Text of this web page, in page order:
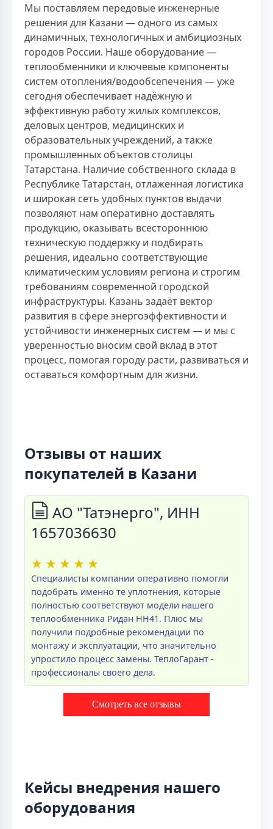
Мы поставляем передовые инженерные
решения для Казани — одного из самых
динамичных, технологичных и амбициозных
городов России. Наше оборудование —
теплообменники и ключевые компоненты
систем отопления/водообсепечения — уже
сегодня обеспечивает надёжную и
эффективную работу жилых комплексов,
деловых центров, медицинских и
образовательных учреждений, а также
промышленных объектов столицы
Татарстана. Наличие собственного склада в
Республике Татарстан, отлаженная логистика
и широкая сеть удобных пунктов выдачи
позволяют нам оперативно доставлять
продукцию, оказывать всестороннюю
техническую поддержку и подбирать
решения, идеально соответствующие
климатическим условиям региона и строгим
требованиям современной городской
инфраструктуры. Казань задаёт вектор
развития в сфере энергоэффективности и
устойчивости инженерных систем — и мы с
уверенностью вносим свой вклад в этот
процесс, помогая городу расти, развиваться и
оставаться комфортным для жизни.
Отзывы от наших
покупателей в Казани
АО "Татэнерго", ИНН
1657036630
★ ★ ★ ★ ★
Специалисты компании оперативно помогли
подобрать именно те уплотнения, которые
полностью соответствуют модели нашего
теплообменника Ридан НН41. Плюс мы
получили подробные рекомендации по
монтажу и эксплуатации, что значительно
упростило процесс замены. ТеплоГарант -
профессионалы своего дела.
Смотреть все отзывы
Кейсы внедрения нашего
оборудования